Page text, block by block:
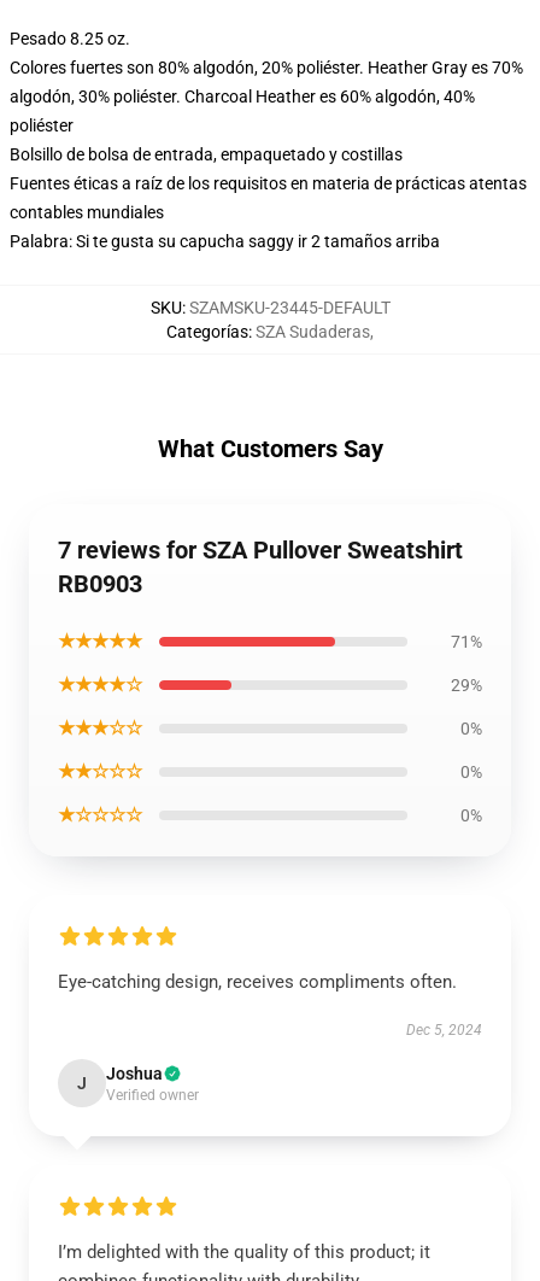
Pesado 8.25 oz.
Colores fuertes son 80% algodón, 20% poliéster. Heather Gray es 70%
algodón, 30% poliéster. Charcoal Heather es 60% algodón, 40%
poliéster
Bolsillo de bolsa de entrada, empaquetado y costillas
Fuentes éticas a raíz de los requisitos en materia de prácticas atentas
contables mundiales
Palabra: Si te gusta su capucha saggy ir 2 tamaños arriba
SKU:SZAMSKU-23445-DEFAULT
Categorías:SZA Sudaderas,
What Customers Say
7 reviews for SZA Pullover Sweatshirt
RB0903
★★★★★ 71%
★★★★☆ 29%
★★★☆☆ 0%
★★☆☆☆ 0%
★☆☆☆☆ 0%
Eye-catching design, receives compliments often.
Dec 5, 2024
J Joshua
Verified owner
I’m delighted with the quality of this product; it